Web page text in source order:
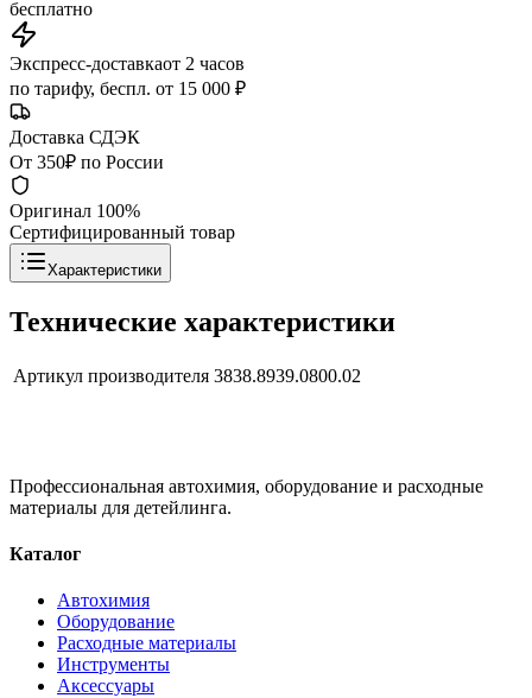
бесплатно
Экспресс-доставкаот 2 часов
по тарифу, беспл. от 15 000 ₽
Доставка СДЭК
От 350₽ по России
Оригинал 100%
Сертифицированный товар
Характеристики
Технические характеристики
Артикул производителя 3838.8939.0800.02
Профессиональная автохимия, оборудование и расходные
материалы для детейлинга.
Каталог
Автохимия
Оборудование
Расходные материалы
Инструменты
Аксессуары